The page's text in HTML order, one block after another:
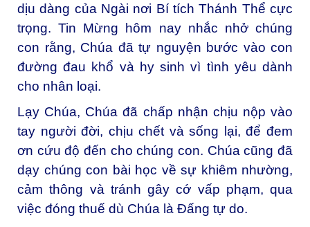
dịu dàng của Ngài nơi Bí tích Thánh Thể cực
trọng. Tin Mừng hôm nay nhắc nhở chúng
con rằng, Chúa đã tự nguyện bước vào con
đường đau khổ và hy sinh vì tình yêu dành
cho nhân loại.
Lạy Chúa, Chúa đã chấp nhận chịu nộp vào
tay người đời, chịu chết và sống lại, để đem
ơn cứu độ đến cho chúng con. Chúa cũng đã
dạy chúng con bài học về sự khiêm nhường,
cảm thông và tránh gây cớ vấp phạm, qua
việc đóng thuế dù Chúa là Đấng tự do.